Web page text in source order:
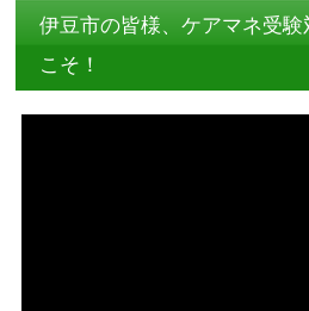
伊豆市の皆様、ケアマネ受験
こそ！